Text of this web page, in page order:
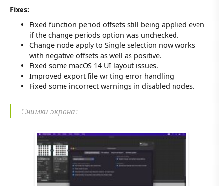
Fixes:
Fixed function period offsets still being applied even
if the change periods option was unchecked.
Change node apply to Single selection now works
with negative offsets as well as positive.
Fixed some macOS 14 UI layout issues.
Improved export file writing error handling.
Fixed some incorrect warnings in disabled nodes.
Снимки экрана: